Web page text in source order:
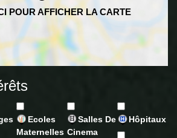
Ecoles
Maternelles
Salles De
Cinema
Hôpitaux